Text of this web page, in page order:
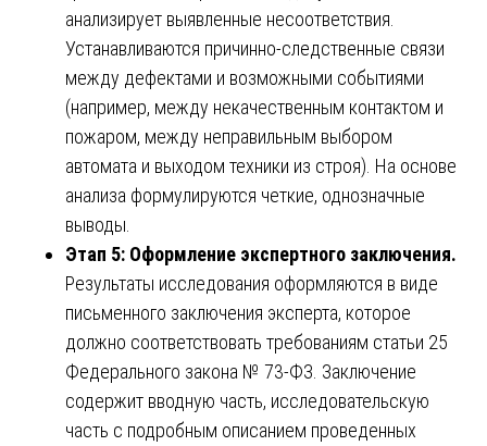
анализирует выявленные несоответствия.
Устанавливаются причинно-следственные связи
между дефектами и возможными событиями
(например, между некачественным контактом и
пожаром, между неправильным выбором
автомата и выходом техники из строя). На основе
анализа формулируются четкие, однозначные
выводы.
Этап 5: Оформление экспертного заключения.
Результаты исследования оформляются в виде
письменного заключения эксперта, которое
должно соответствовать требованиям статьи 25
Федерального закона № 73-ФЗ. Заключение
содержит вводную часть, исследовательскую
часть с подробным описанием проведенных